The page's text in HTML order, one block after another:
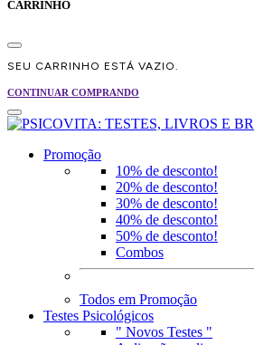
CARRINHO
SEU CARRINHO ESTÁ VAZIO.
CONTINUAR COMPRANDO
Promoção
10% de desconto!
20% de desconto!
30% de desconto!
40% de desconto!
50% de desconto!
Combos
Todos em Promoção
Testes Psicológicos
" Novos Testes "